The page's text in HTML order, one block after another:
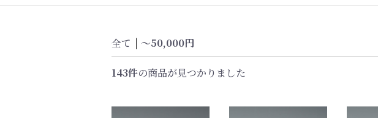
全て | 〜50,000円
143件の商品が見つかりました